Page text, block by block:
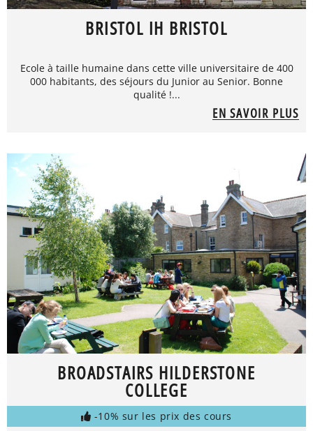
BRISTOL IH BRISTOL
Ecole à taille humaine dans cette ville universitaire de 400
000 habitants, des séjours du Junior au Senior. Bonne
qualité !...
EN SAVOIR PLUS
BROADSTAIRS HILDERSTONE
COLLEGE
-10% sur les prix des cours